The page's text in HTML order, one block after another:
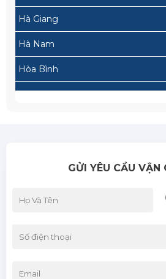
Hà Giang
Hà Nam
Hòa Bình
Sơn La
Thái Nguyên
Tuyên Quang
GỬI YÊU CẦU VẬN